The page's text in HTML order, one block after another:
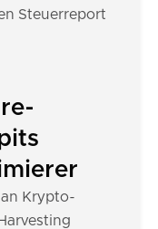
Steuerreport
Krypto-